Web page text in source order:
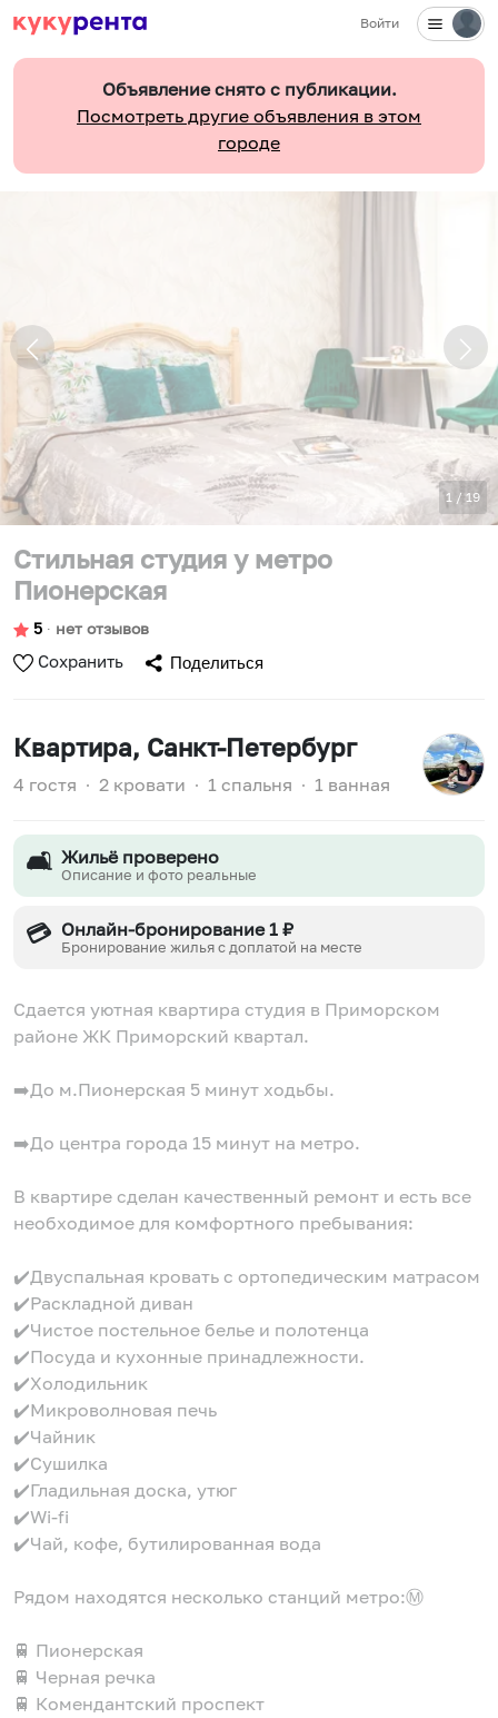
Войти
Объявление снято с публикации.
Посмотреть другие объявления в этом
городе
1 / 19
Стильная студия у метро
Пионерская
5 ∙ нет отзывов
Сохранить Поделиться
Квартира, Санкт-Петербург
4 гостя ∙ 2 кровати ∙ 1 спальня ∙ 1 ванная
🛋️ Жильё проверено
Описание и фото реальные
💳 Онлайн-бронирование 1 ₽
Бронирование жилья с доплатой на месте
Сдается уютная квартира студия в Приморском
районе ЖК Приморский квартал.
➡️До м.Пионерская 5 минут ходьбы.
➡️До центра города 15 минут на метро.
В квартире сделан качественный ремонт и есть все
необходимое для комфортного пребывания:
✔️Двуспальная кровать с ортопедическим матрасом
✔️Раскладной диван
✔️Чистое постельное белье и полотенца
✔️Посуда и кухонные принадлежности.
✔️Холодильник
✔️Микроволновая печь
✔️Чайник
✔️Сушилка
✔️Гладильная доска, утюг
✔️Wi-fi
✔️Чай, кофе, бутилированная вода
Рядом находятся несколько станций метро:Ⓜ️
🚆 Пионерская
🚆 Черная речка
🚆 Комендантский проспект